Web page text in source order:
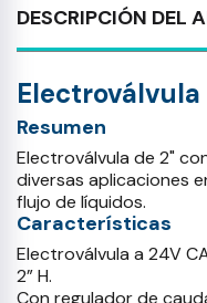
DESCRIPCIÓN DEL
Electroválvula
Resumen
Electroválvula de 2"
diversas aplicaciones
flujo de líquidos.
Características
Electroválvula a 24V
2” H.
Con regulador de